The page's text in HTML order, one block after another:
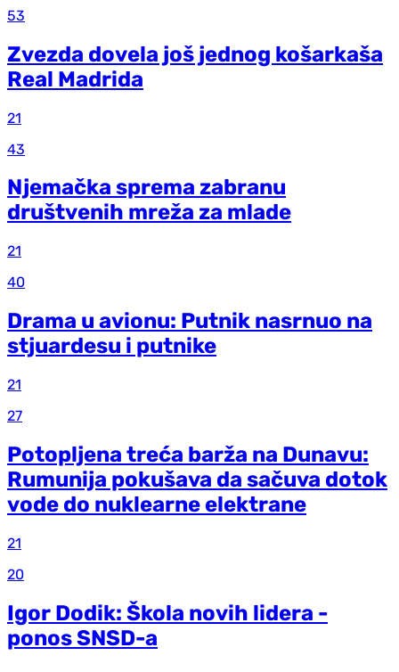
53
Zvezda dovela još jednog košarkaša
Real Madrida
21
43
Njemačka sprema zabranu
društvenih mreža za mlade
21
40
Drama u avionu: Putnik nasrnuo na
stjuardesu i putnike
21
27
Potopljena treća barža na Dunavu:
Rumunija pokušava da sačuva dotok
vode do nuklearne elektrane
21
20
Igor Dodik: Škola novih lidera -
ponos SNSD-a